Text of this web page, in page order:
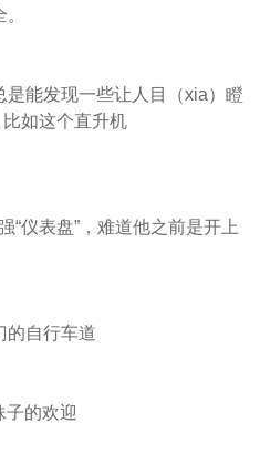
是能发现一些让人目（xia）瞪
比如这个直升机
“仪表盘”，难道他之前是开上
的自行车道
子的欢迎